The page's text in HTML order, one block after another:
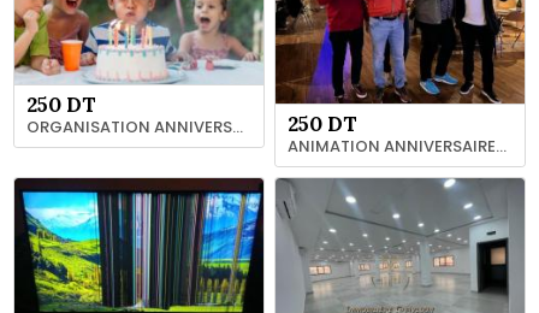
250 DT
ORGANISATION ANNIVERSAIRES GRAND TUNIS 93 769 763 250 DT
ANIMATION ANNIVERSAIRES GRAND TUNIS 93 769 763